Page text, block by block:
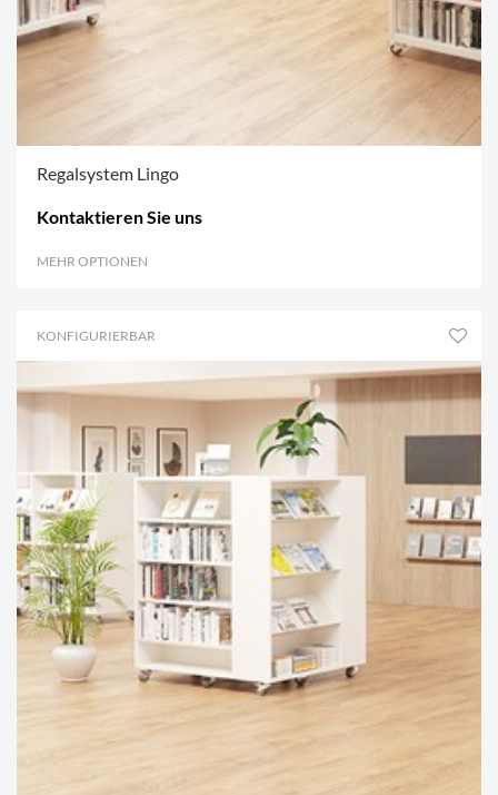
Regalsystem Lingo
Kontaktieren Sie uns
MEHR OPTIONEN
KONFIGURIERBAR